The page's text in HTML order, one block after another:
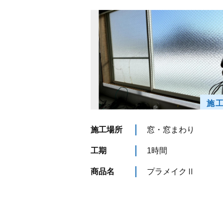
施
施工場所 窓・窓まわり
工期 1時間
商品名 プラメイクⅡ